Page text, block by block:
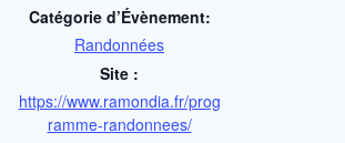
Catégorie d’Évènement:
Randonnées
Site :
https://www.ramondia.fr/prog
ramme-randonnees/